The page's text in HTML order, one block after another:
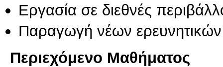
Εργασία σε διεθνές
Παραγωγή νέων
Περιεχόμενο Μαθήματος